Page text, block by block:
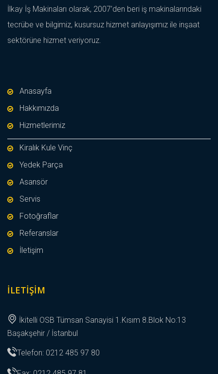
İlkay İş Makinaları olarak, 2007’den beri iş makinalarındaki
tecrübe ve bilgimiz, kusursuz hizmet anlayışımız ile inşaat
sektörüne hizmet veriyoruz.
Anasayfa
Hakkımızda
Hizmetlerimiz
Kiralık Kule Vinç
Yedek Parça
Asansör
Servis
Fotoğraflar
Referanslar
İletişim
İLETIŞIM
İkitelli OSB Tümsan Sanayisi 1.Kısım 8.Blok No:13
Başakşehir / İstanbul
Telefon: 0212 485 97 80